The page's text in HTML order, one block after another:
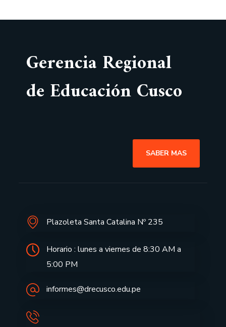
Gerencia Regional
de Educación Cusco
SABER MAS
Plazoleta Santa Catalina Nº 235
Horario : lunes a viernes de 8:30 AM a
5:00 PM
informes@drecusco.edu.pe